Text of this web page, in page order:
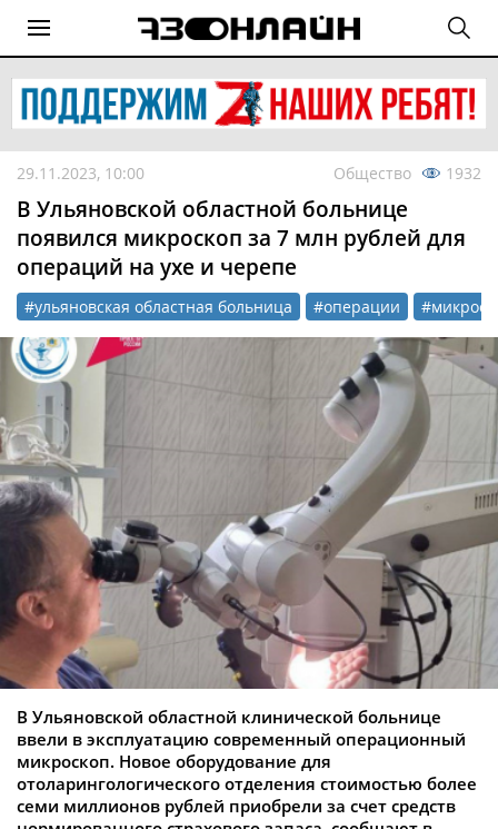
29.11.2023, 10:00 Общество 1932
В Ульяновской областной больнице
появился микроскоп за 7 млн рублей для
операций на ухе и черепе
#ульяновская областная больница #операции
В Ульяновской областной клинической больнице
ввели в эксплуатацию современный операционный
микроскоп. Новое оборудование для
отоларингологического отделения стоимостью более
семи миллионов рублей приобрели за счет средств